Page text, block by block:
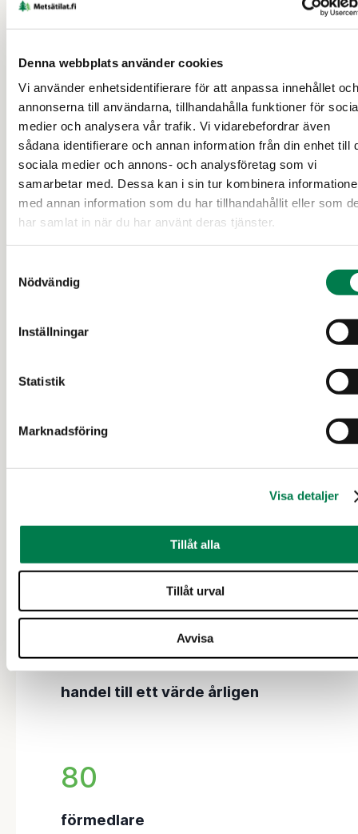
Denna webbplats använder cookies
Vi använder enhetsidentifierare för att anpassa innehållet och
annonserna till användarna, tillhandahålla funktioner för
medier och analysera vår trafik. Vi vidarebefordrar även
sådana identifierare och annan information från din enhet till
sociala medier och annons- och analysföretag som vi
samarbetar med. Dessa kan i sin tur kombinera
med annan information som du har tillhandahållit eller som
har samlat in när du har använt deras tjänster.
Nödvändig
Inställningar
Statistik
Marknadsföring
Visa detaljer
Tillåt alla
Tillåt urval
Avvisa
Oavsett om du säljer för första gången eller redan är
frågor gällande skogen, försäljningen och till exempel
beskattningen.
Hitta den närmaste förmedlaren
26 000+
intresserade köpare
50 000+
hektar säljs årligen
200 M€+
handel till ett värde årligen
80
förmedlare